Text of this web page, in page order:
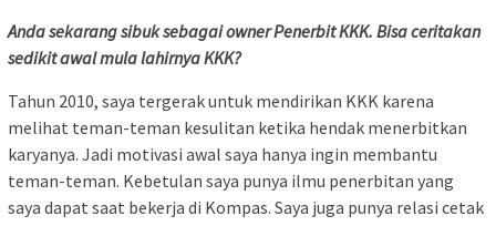
Anda sekarang sibuk sebagai owner Penerbit KKK. Bisa ceritakan
sedikit awal mula lahirnya KKK?
Tahun 2010, saya tergerak untuk mendirikan KKK karena
melihat teman-teman kesulitan ketika hendak menerbitkan
karyanya. Jadi motivasi awal saya hanya ingin membantu
teman-teman. Kebetulan saya punya ilmu penerbitan yang
saya dapat saat bekerja di Kompas. Saya juga punya relasi cetak